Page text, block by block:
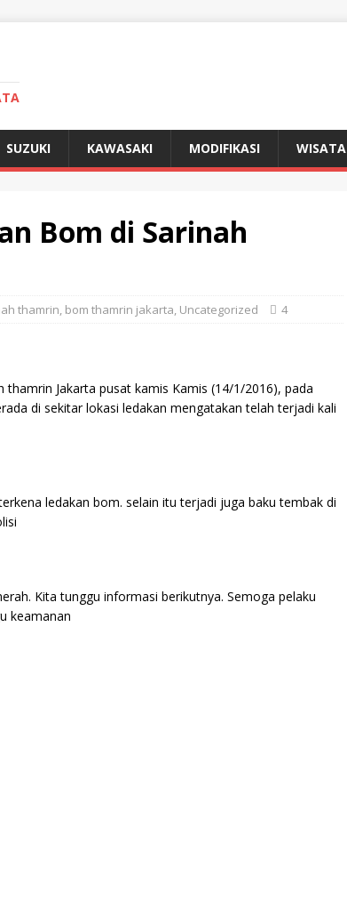
SUZUKI KAWASAKI MODIFIKASI WISATA
Bom di Sarinah
thamrin, bom thamrin jakarta, Uncategorized 4
Jakarta pusat kamis Kamis (14/1/2016), pada
di sekitar lokasi ledakan mengatakan telah terjadi kali
ledakan bom. selain itu terjadi juga baku tembak di
Kita tunggu informasi berikutnya. Semoga pelaku
keamanan